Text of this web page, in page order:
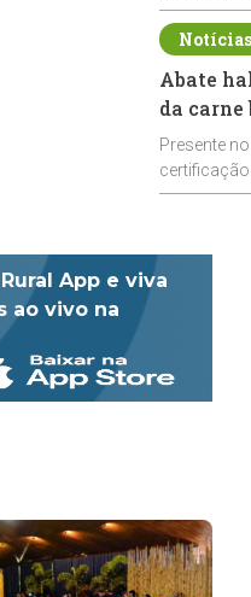
de leite cru
Abate
da
Presente
App e viva
ao vivo na